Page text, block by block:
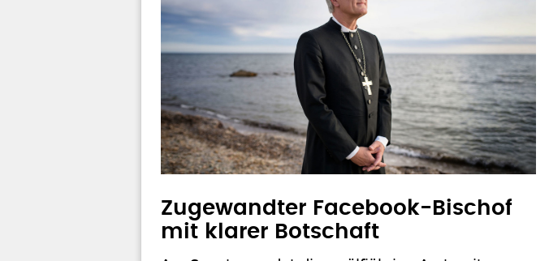
Zugewandter Facebook-Bischof
mit klarer Botschaft